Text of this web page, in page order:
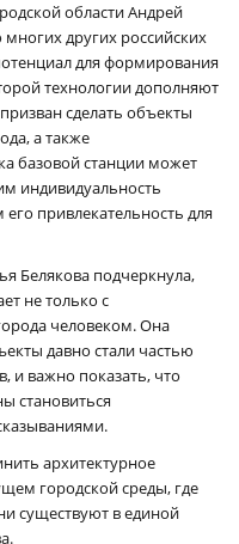
области Андрей
других российских
для формирования
технологии дополняют
сделать объекты
а также
базовой станции может
индивидуальность
привлекательность для
Белякова подчеркнула,
не только с
человеком. Она
давно стали частью
и важно показать, что
становиться
архитектурное
городской среды, где
существуют в единой